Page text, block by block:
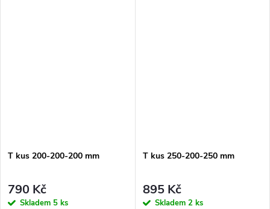
T kus 200-200-200 mm
790 Kč
Skladem 5 ks
T kus 250-200-250 mm
895 Kč
Skladem 2 ks